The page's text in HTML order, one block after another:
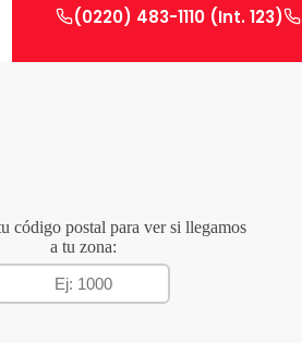
(0220) 483-1110 (Int. 123)
código postal para ver si llegamos
a tu zona: